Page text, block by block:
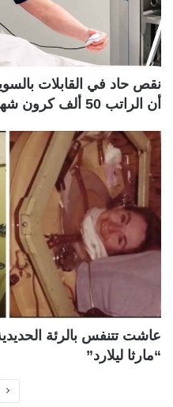
نقص حاد في القابلات
أن الراتب 50 ألف كرون شهرياً
“مارثا ليلارد”